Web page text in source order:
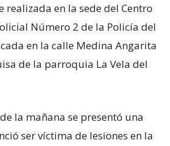
realizada en la sede del Centro
Número 2 de la Policía del
en la calle Medina Angarita
de la parroquia La Vela del
la mañana se presentó una
ser víctima de lesiones en la